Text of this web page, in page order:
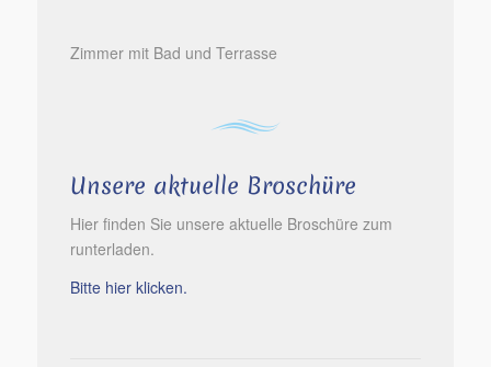
Zimmer mit Bad und Terrasse
Unsere aktuelle Broschüre
Hier finden Sie unsere aktuelle Broschüre zum
runterladen.
Bitte hier klicken.